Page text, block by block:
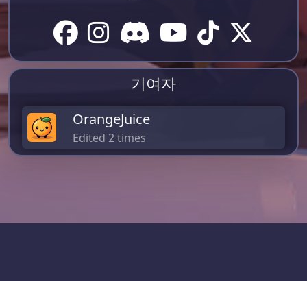
기여자
OrangeJuice
Edited 2 times